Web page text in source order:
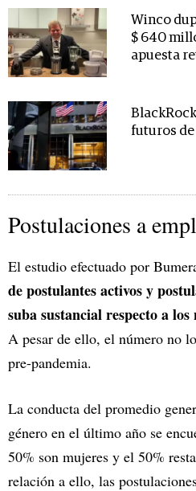
Winco
$ 640
apuesta
futuros de
Postulaciones a
El estudio efectuado por
de postulantes activos y
suba sustancial respecto a
A pesar de ello, el número no
pre-pandemia.
La conducta del promedio
género en el último año se
50% son mujeres y el 50%
relación a ello, las